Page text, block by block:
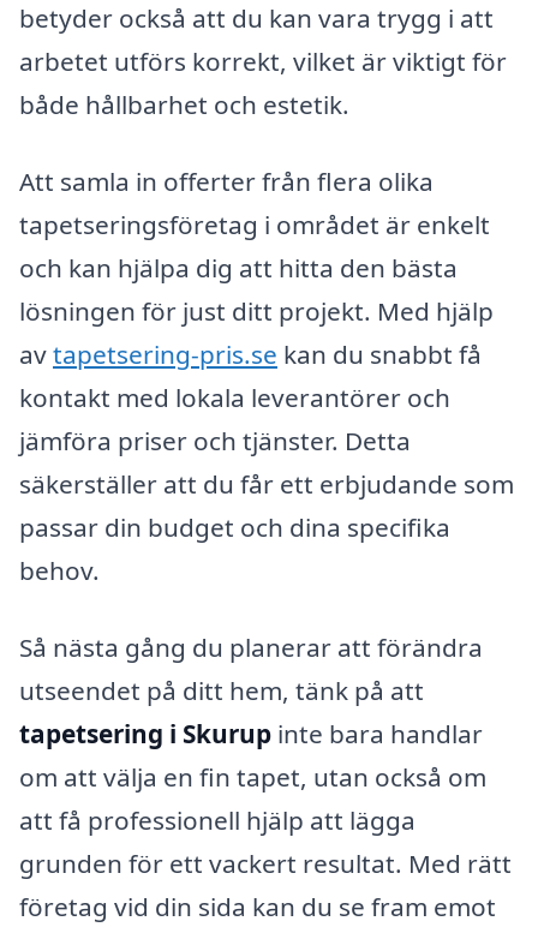
betyder också att du kan vara trygg i att
arbetet utförs korrekt, vilket är viktigt för
både hållbarhet och estetik.
Att samla in offerter från flera olika
tapetseringsföretag i området är enkelt
och kan hjälpa dig att hitta den bästa
lösningen för just ditt projekt. Med hjälp
avtapetsering-pris.se kan du snabbt få
kontakt med lokala leverantörer och
jämföra priser och tjänster. Detta
säkerställer att du får ett erbjudande som
passar din budget och dina specifika
behov.
Så nästa gång du planerar att förändra
utseendet på ditt hem, tänk på att
tapetsering i Skurup inte bara handlar
om att välja en fin tapet, utan också om
att få professionell hjälp att lägga
grunden för ett vackert resultat. Med rätt
företag vid din sida kan du se fram emot